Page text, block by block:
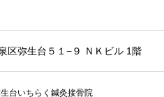
区弥生台５１−９ ＮＫビル 1階
台いちらく鍼灸接骨院